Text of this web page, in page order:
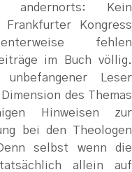
andernorts: Kein
Kongress
fehlen
im Buch völlig.
Leser
des Themas
Hinweisen zur
bei den Theologen
selbst wenn die
allein auf